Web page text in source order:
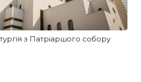
з Патріаршого собору